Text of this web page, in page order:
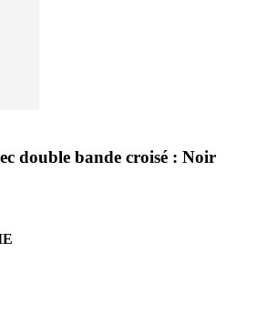
double bande croisé : Noir